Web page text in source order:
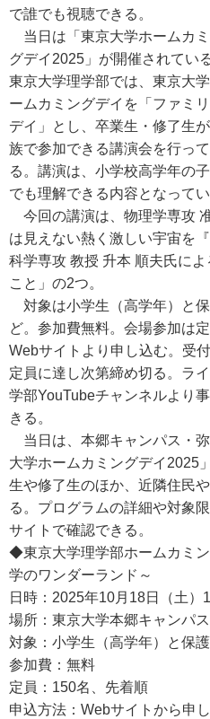
で誰でも視聴できる。
当日は「東京大学ホームカ
グデイ2025」が開催されている
東京大学理学部では、東京大
ームカミングデイを「ファミ
デイ」とし、卒業生・修了生
族で参加できる講演会を行っ
る。講演は、小学校高学年の
でも理解できる内容となってい
今回の講演は、物理学専攻
は見えない熱く激しい宇宙を
科学専攻 教授 升本 順夫氏に
こと」の2つ。
対象は小学生（高学年）と
ど。参加費無料。会場参加は
Webサイトより申し込む。受
定員に達し次第締め切る。ラ
学部YouTubeチャンネルより
きる。
当日は、本郷キャンパス・
大学ホームカミングデイ2025
生や修了生のほか、近隣住民
る。プログラムの詳細や対象
サイトで確認できる。
◆東京大学理学部ホームカミ
学のワンダーランド～
日時：2025年10月18日（土）
場所：東京大学本郷キャンパス
対象：小学生（高学年）と保
参加費：無料
定員：150名、先着順
申込方法：Webサイトから申